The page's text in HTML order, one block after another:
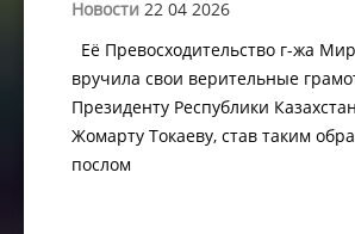
Новости 22 04 2026
Её Превосходительство г-жа
вручила свои верительные
Президенту Республики
Жомарту Токаеву, став таким
послом